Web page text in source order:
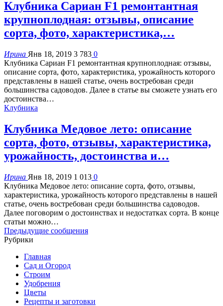
Клубника Сариан F1 ремонтантная
крупноплодная: отзывы, описание
сорта, фото, характеристика,…
Ирина Янв 18, 2019 3 783 0
Клубника Сариан F1 ремонтантная крупноплодная: отзывы,
описание сорта, фото, характеристика, урожайность которого
представлены в нашей статье, очень востребован среди
большинства садоводов. Далее в статье вы сможете узнать его
достоинства…
Клубника
Клубника Медовое лето: описание
сорта, фото, отзывы, характеристика,
урожайность, достоинства и…
Ирина Янв 18, 2019 1 013 0
Клубника Медовое лето: описание сорта, фото, отзывы,
характеристика, урожайность которого представлены в нашей
статье, очень востребован среди большинства садоводов.
Далее поговорим о достоинствах и недостатках сорта. В конце
статьи можно…
Предыдущие сообщения
Рубрики
Главная
Сад и Огород
Строим
Удобрения
Цветы
Рецепты и заготовки